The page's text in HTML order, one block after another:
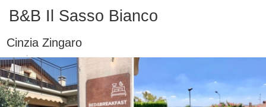
B&B Il Sasso Bianco
Cinzia Zingaro